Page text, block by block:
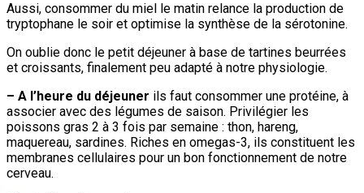
Aussi, consommer du miel le matin relance la production de
tryptophane le soir et optimise la synthèse de la sérotonine.
On oublie donc le petit déjeuner à base de tartines beurrées
et croissants, finalement peu adapté à notre physiologie.
– A l’heure du déjeuner ils faut consommer une protéine, à
associer avec des légumes de saison. Privilégier les
poissons gras 2 à 3 fois par semaine : thon, hareng,
maquereau, sardines. Riches en omegas-3, ils constituent les
membranes cellulaires pour un bon fonctionnement de notre
cerveau.